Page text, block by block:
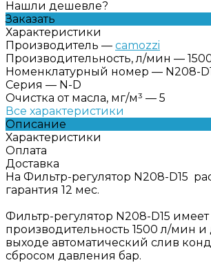
Нашли дешевле?
Заказать
Характеристики
Производитель — camozzi
Производительность, л/мин —
Номенклатурный номер — N208-
Серия — N-D
Очистка от масла, мг/м³ — 5
Все характеристики
Описание
Характеристики
Оплата
Доставка
На Фильтр-регулятор N208-D15
гарантия 12 мес.
Фильтр-регулятор N208-D15 имеет
производительность 1500 л/мин
выходе автоматический слив
сбросом давления бар.